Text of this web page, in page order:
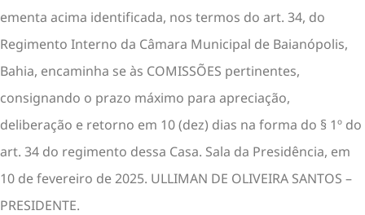
ementa acima identificada, nos termos do art. 34, do
Regimento Interno da Câmara Municipal de Baianópolis,
Bahia, encaminha se às COMISSÕES pertinentes,
consignando o prazo máximo para apreciação,
deliberação e retorno em 10 (dez) dias na forma do § 1º do
art. 34 do regimento dessa Casa. Sala da Presidência, em
10 de fevereiro de 2025. ULLIMAN DE OLIVEIRA SANTOS –
PRESIDENTE.